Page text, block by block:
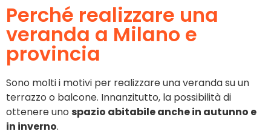
Perché realizzare una
veranda a Milano e
provincia
Sono molti i motivi per realizzare una veranda su un
terrazzo o balcone. Innanzitutto, la possibilità di
ottenere uno spazio abitabile anche in autunno e
in inverno.